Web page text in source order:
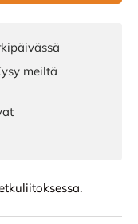
meiltä